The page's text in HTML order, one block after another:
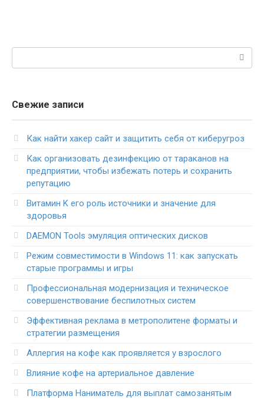
Свежие записи
Как найти хакер сайт и защитить себя от киберугроз
Как организовать дезинфекцию от тараканов на
предприятии, чтобы избежать потерь и сохранить
репутацию
Витамин K его роль источники и значение для
здоровья
DAEMON Tools эмуляция оптических дисков
Режим совместимости в Windows 11: как запускать
старые программы и игры
Профессиональная модернизация и техническое
совершенствование беспилотных систем
Эффективная реклама в метрополитене форматы и
стратегии размещения
Аллергия на кофе как проявляется у взрослого
Влияние кофе на артериальное давление
Платформа Наниматель для выплат самозанятым